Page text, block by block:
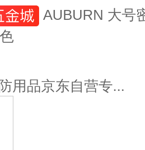
AUBURN 大号
用品京东自营专...